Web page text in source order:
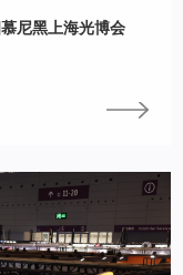
尼黑上海光博会